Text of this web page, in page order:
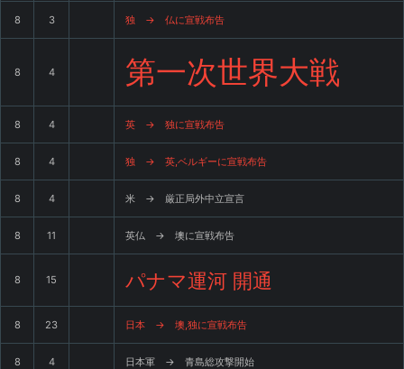
8 3 独 → 仏に宣戦布告
8 4 第一次世界大戦
8 4 英 → 独に宣戦布告
8 4 独 → 英,ベルギーに宣戦布告
8 4 米 → 厳正局外中立宣言
8 11 英仏 → 墺に宣戦布告
8 15 パナマ運河 開通
8 23 日本 → 墺,独に宣戦布告
8 4 日本軍 → 青島総攻撃開始